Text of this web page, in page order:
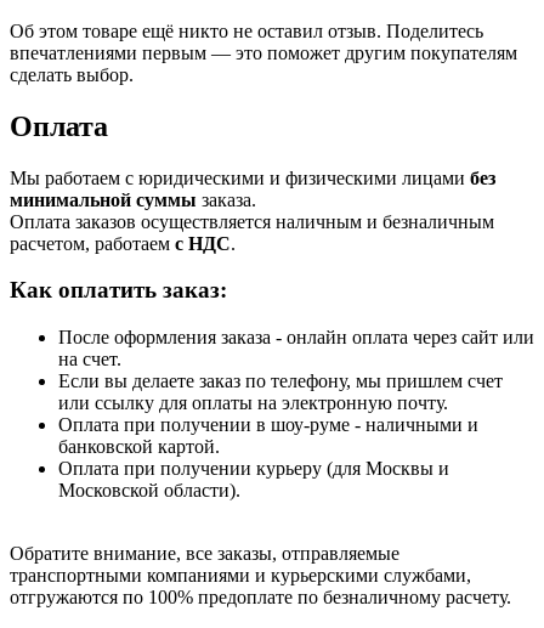
Об этом товаре ещё никто не оставил отзыв. Поделитесь
впечатлениями первым — это поможет другим покупателям
сделать выбор.
Оплата
Мы работаем с юридическими и физическими лицами без
минимальной суммы заказа.
Оплата заказов осуществляется наличным и безналичным
расчетом, работаем с НДС.
Как оплатить заказ:
После оформления заказа - онлайн оплата через сайт или
на счет.
Если вы делаете заказ по телефону, мы пришлем счет
или ссылку для оплаты на электронную почту.
Оплата при получении в шоу-руме - наличными и
банковской картой.
Оплата при получении курьеру (для Москвы и
Московской области).
Обратите внимание, все заказы, отправляемые
транспортными компаниями и курьерскими службами,
отгружаются по 100% предоплате по безналичному расчету.